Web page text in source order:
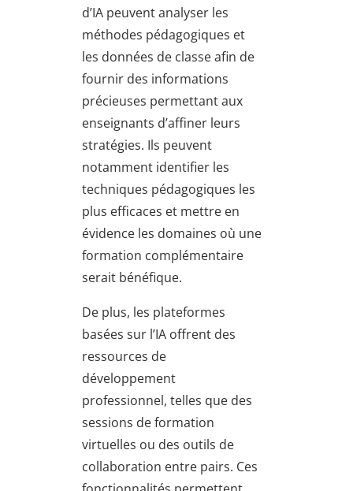
d’IA peuvent analyser les
méthodes pédagogiques et
les données de classe afin de
fournir des informations
précieuses permettant aux
enseignants d’affiner leurs
stratégies. Ils peuvent
notamment identifier les
techniques pédagogiques les
plus efficaces et mettre en
évidence les domaines où une
formation complémentaire
serait bénéfique.
De plus, les plateformes
basées sur l’IA offrent des
ressources de
développement
professionnel, telles que des
sessions de formation
virtuelles ou des outils de
collaboration entre pairs. Ces